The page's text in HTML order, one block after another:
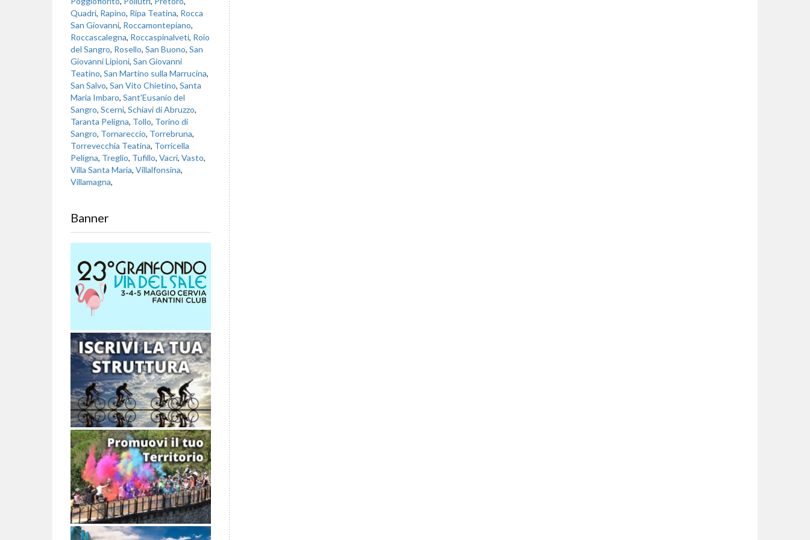
Quadri, Rapino, Ripa Teatina, Rocca
San Giovanni, Roccamontepiano,
Roccascalegna, Roccaspinalveti, Roio
del Sangro, Rosello, San Buono, San
Giovanni Lipioni, San Giovanni
Teatino, San Martino sulla Marrucina,
San Salvo, San Vito Chietino, Santa
Maria Imbaro, Sant'Eusanio del
Sangro, Scerni, Schiavi di Abruzzo,
Taranta Peligna, Tollo, Torino di
Sangro, Tornareccio, Torrebruna,
Torrevecchia Teatina, Torricella
Peligna, Treglio, Tufillo, Vacri, Vasto,
Villa Santa Maria, Villalfonsina,
Villamagna,
Banner